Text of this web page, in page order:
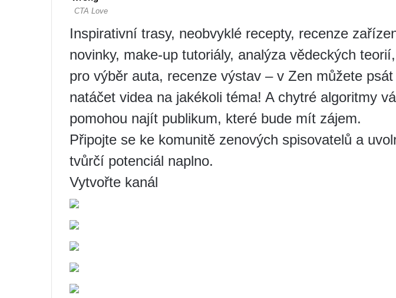
Inspirativní trasy, neobvyklé recepty, recenze
novinky, make-up tutoriály, analýza vědeckých
pro výběr auta, recenze výstav – v Zen můžete
natáčet videa na jakékoli téma! A chytré algoritmy
pomohou najít publikum, které bude mít zájem.
Připojte se ke komunitě zenových spisovatelů a
tvůrčí potenciál naplno.
Vytvořte kanál